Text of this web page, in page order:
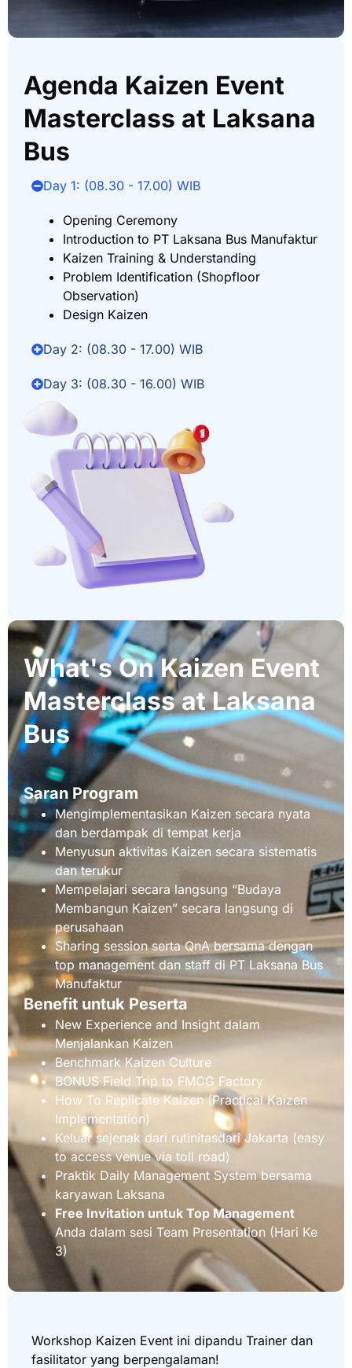
Agenda Kaizen Event
Masterclass at Laksana
Bus
Day 1: (08.30 - 17.00) WIB
Opening Ceremony
Introduction to PT Laksana Bus Manufaktur
Kaizen Training & Understanding
Problem Identification (Shopfloor
Observation)
Design Kaizen
Day 2: (08.30 - 17.00) WIB
Day 3: (08.30 - 16.00) WIB
What's On Kaizen Event
Masterclass at Laksana
Bus
Saran Program
Mengimplementasikan Kaizen secara nyata
dan berdampak di tempat kerja
Menyusun aktivitas Kaizen secara sistematis
dan terukur
Mempelajari secara langsung “Budaya
Membangun Kaizen” secara langsung di
perusahaan
Sharing session serta QnA bersama dengan
top management dan staff di PT Laksana Bus
Manufaktur
Benefit untuk Peserta
New Experience and Insight dalam
Menjalankan Kaizen
Benchmark Kaizen Culture
BONUS Field Trip to FMCG Factory
How To Replicate Kaizen (Practical Kaizen
Implementation)
Keluar sejenak dari rutinitasdari Jakarta (easy
to access venue via toll road)
Praktik Daily Management System bersama
karyawan Laksana
Free Invitation untuk Top Management
Anda dalam sesi Team Presentation (Hari Ke
3)
Workshop Kaizen Event ini dipandu Trainer dan
fasilitator yang berpengalaman!